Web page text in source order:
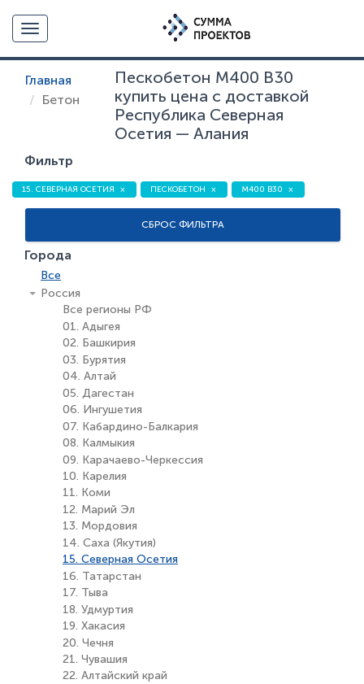
Toggle navigation
Главная
Бетон
Пескобетон М400 В30
купить цена с доставкой
Республика Северная
Осетия — Алания
Фильтр
15. СЕВЕРНАЯ ОСЕТИЯ ПЕСКОБЕТОН М400 В30
СБРОС ФИЛЬТРА
Города
Все
Россия
Все регионы РФ
01. Адыгея
02. Башкирия
03. Бурятия
04. Алтай
05. Дагестан
06. Ингушетия
07. Кабардино-Балкария
08. Калмыкия
09. Карачаево-Черкессия
10. Карелия
11. Коми
12. Марий Эл
13. Мордовия
14. Саха (Якутия)
15. Северная Осетия
16. Татарстан
17. Тыва
18. Удмуртия
19. Хакасия
20. Чечня
21. Чувашия
22. Алтайский край